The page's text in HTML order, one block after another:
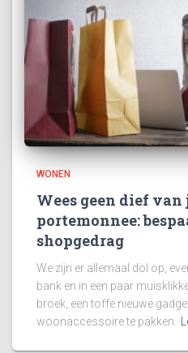
WONEN
Wees geen dief van
portemonnee:
shopgedrag
We zijn er allemaal dol op,
bank en in een paar
broek, een toffe nieuwe
woonaccessoire te pakken.